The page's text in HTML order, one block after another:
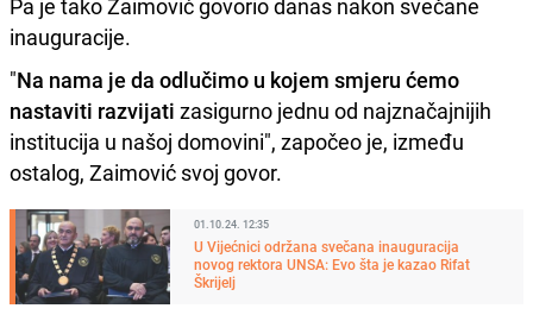
Pa je tako Zaimović govorio danas nakon svečane
inauguracije.
"Na nama je da odlučimo u kojem smjeru ćemo
nastaviti razvijati zasigurno jednu od najznačajnijih
institucija u našoj domovini", započeo je, između
ostalog, Zaimović svoj govor.
01.10.24. 12:35
U Vijećnici održana svečana inauguracija
novog rektora UNSA: Evo šta je kazao Rifat
Škrijelj